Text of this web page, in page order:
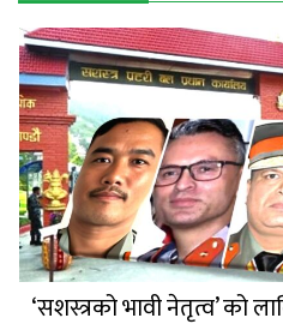
‘सशस्त्रको भावी नेतृत्व’ को